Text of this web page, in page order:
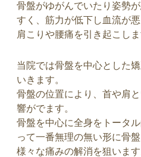
骨盤がゆがんでいたり姿勢
すく、筋力が低下し血流が
肩こりや腰痛を引き起こしま
当院では骨盤を中心とした
いきます。
骨盤の位置により、首や肩
響がでます。
骨盤を中心に全身をトータ
って一番無理の無い形に骨
様々な痛みの解消を狙います